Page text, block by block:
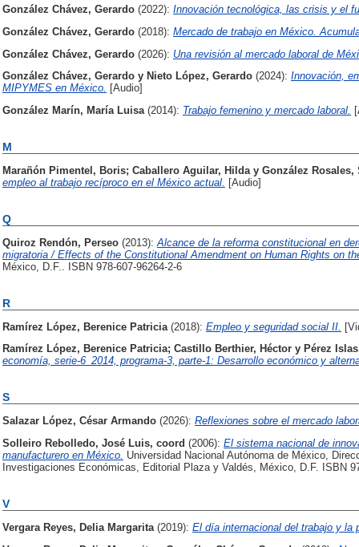
González Chávez, Gerardo (2022): Innovación tecnológica, las crisis y el
González Chávez, Gerardo (2018): Mercado de trabajo en México.
González Chávez, Gerardo (2026): Una revisión al mercado laboral de
González Chávez, Gerardo y Nieto López, Gerardo (2024): Innovación,
MIPYMES en México. [Audio]
González Marín, María Luisa (2014): Trabajo femenino y mercado laboral.
M
Marañón Pimentel, Boris; Caballero Aguilar, Hilda y González Rosales,
empleo al trabajo recíproco en el México actual.
[Audio]
Q
Quiroz Rendón, Perseo (2013): Alcance de la reforma constitucional en
migratoria / Effects of the Constitutional Amendment on Human Rights on
México, D.F.. ISBN 978-607-96264-2-6
R
Ramírez López, Berenice Patricia (2018): Empleo y seguridad social II.
Ramírez López, Berenice Patricia; Castillo Berthier, Héctor y Pérez
economía, serie-6_2014, programa-3, parte-1: Desarrollo económico y
S
Salazar López, César Armando (2026): Reflexiones sobre el mercado
Solleiro Rebolledo, José Luis, coord (2006): El sistema nacional de
manufacturero en México. Universidad Nacional Autónoma de México,
Investigaciones Económicas, Editorial Plaza y Valdés, México, D.F. ISBN
V
Vergara Reyes, Delia Margarita (2019): El día internacional del trabajo y la